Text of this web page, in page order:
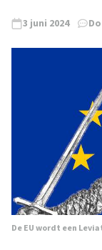
3 juni 2024
De EU wordt een